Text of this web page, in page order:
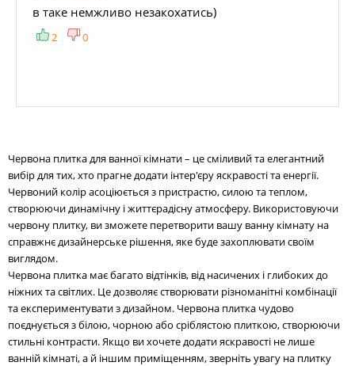
в таке немжливо незакохатись)
2 0
Червона плитка для ванної кімнати – це сміливий та елегантний
вибір для тих, хто прагне додати інтер'єру яскравості та енергії.
Червоний колір асоціюється з пристрастю, силою та теплом,
створюючи динамічну і життєрадісну атмосферу. Використовуючи
червону плитку, ви зможете перетворити вашу ванну кімнату на
справжнє дизайнерське рішення, яке буде захоплювати своїм
виглядом.
Червона плитка має багато відтінків, від насичених і глибоких до
ніжних та світлих. Це дозволяє створювати різноманітні комбінації
та експериментувати з дизайном. Червона плитка чудово
поєднується з білою, чорною або сріблястою плиткою, створюючи
стильні контрасти. Якщо ви хочете додати яскравості не лише
ванній кімнаті, а й іншим приміщенням, зверніть увагу на плитку